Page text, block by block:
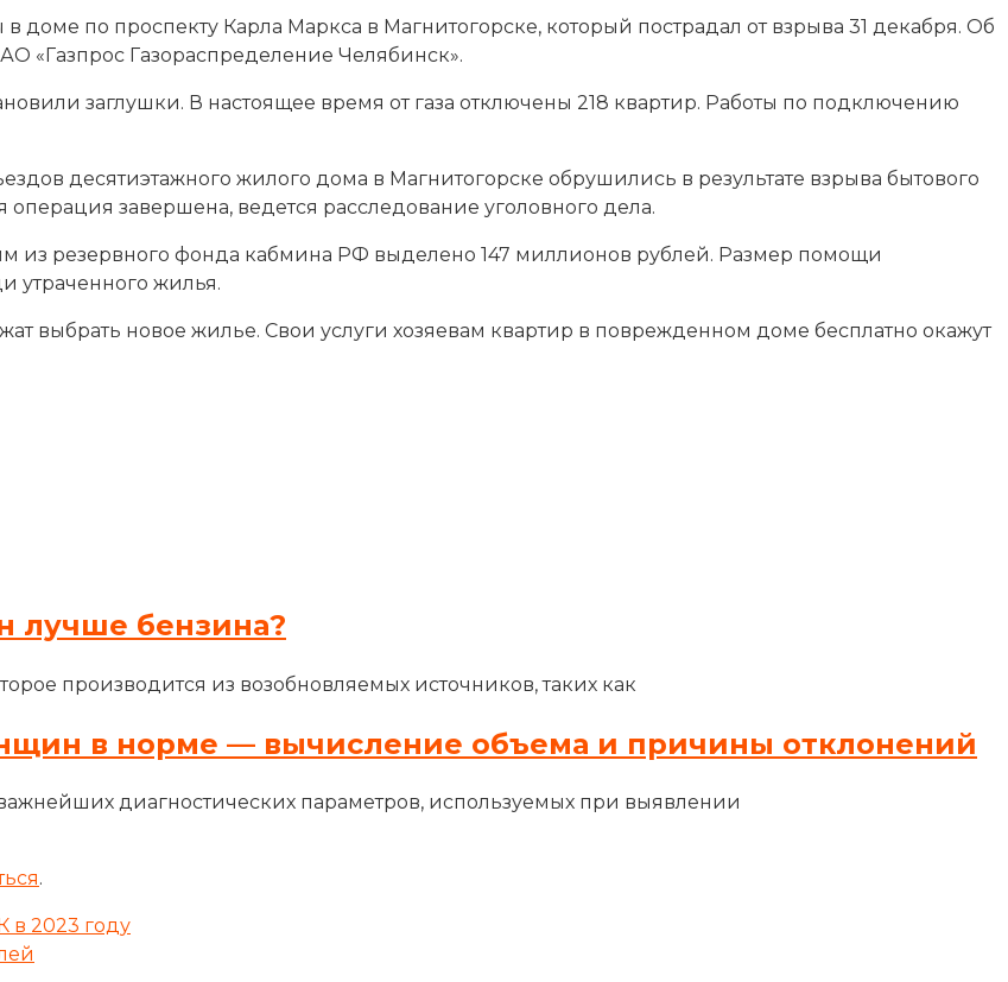
доме по проспекту Карла Маркса в Магнитогорске, который пострадал от взрыва 31 декабря. Об
«Газпрос Газораспределение Челябинск».
заглушки. В настоящее время от газа отключены 218 квартир. Работы по подключению
десятиэтажного жилого дома в Магнитогорске обрушились в результате взрыва бытового
завершена, ведется расследование уголовного дела.
резервного фонда кабмина РФ выделено 147 миллионов рублей. Размер помощи
утраченного жилья.
выбрать новое жилье. Свои услуги хозяевам квартир в поврежденном доме бесплатно окажут
лучше бензина?
производится из возобновляемых источников, таких как
в норме — вычисление объема и причины отклонений
диагностических параметров, используемых при выявлении
.
в 2023 году